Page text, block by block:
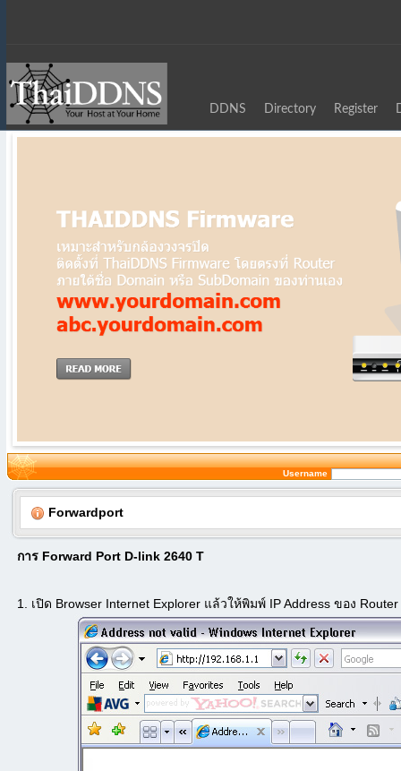
DDNS Directory Register
Username
Forwardport
การ Forward Port D-link 2640 T
1. เปิด Browser Internet Explorer แล้วให้พิมพ์ IP Address ของ